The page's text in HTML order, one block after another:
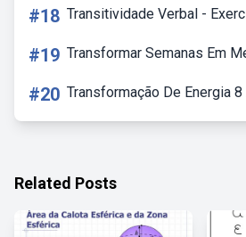
#18 Transitividade Verbal -
#19 Transformar Semanas Em
#20 Transformação De Energia 8
Related Posts